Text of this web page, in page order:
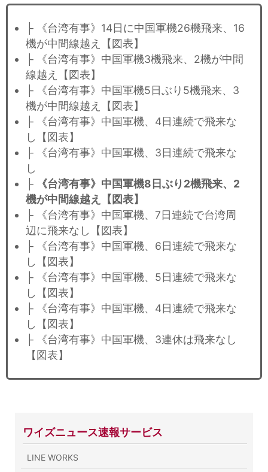
├ 《台湾有事》14日に中国軍機26機飛来、16
機が中間線越え【図表】
├ 《台湾有事》中国軍機3機飛来、2機が中間
線越え【図表】
├ 《台湾有事》中国軍機5日ぶり5機飛来、3
機が中間線越え【図表】
├ 《台湾有事》中国軍機、4日連続で飛来な
し【図表】
├ 《台湾有事》中国軍機、3日連続で飛来な
し
├
《台湾有事》中国軍機8日ぶり2機飛来、2
機が中間線越え【図表】
├ 《台湾有事》中国軍機、7日連続で台湾周
辺に飛来なし【図表】
├ 《台湾有事》中国軍機、6日連続で飛来な
し【図表】
├ 《台湾有事》中国軍機、5日連続で飛来な
し【図表】
├ 《台湾有事》中国軍機、4日連続で飛来な
し【図表】
├ 《台湾有事》中国軍機、3連休は飛来なし
【図表】
ワイズニュース速報サービス
LINE WORKS